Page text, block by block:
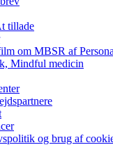
tillade
om MBSR af
Mindful medicin
og brug af